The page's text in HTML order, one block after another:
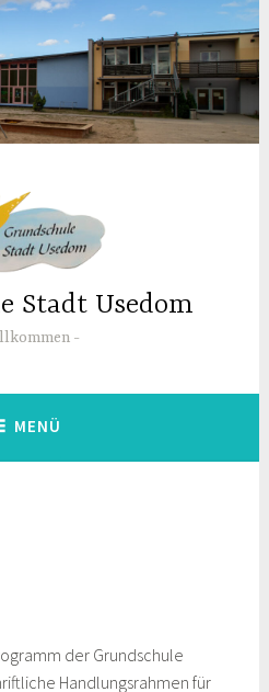
Stadt Usedom
MENÜ
der Grundschule
Handlungsrahmen für